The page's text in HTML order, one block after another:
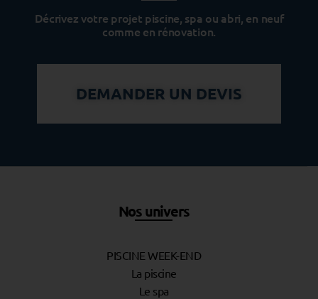
Décrivez votre projet piscine, spa ou abri, en neuf
comme en rénovation.
DEMANDER UN DEVIS
Nos univers
PISCINE WEEK-END
La piscine
Le spa